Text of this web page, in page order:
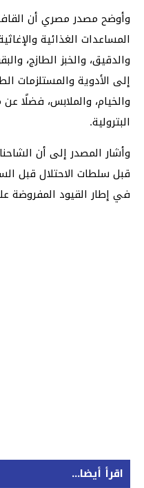
وأوضح مصدر مصري أن
المساعدات الغذائية
والدقيق، والخبز الطازج،
إلى الأدوية والمستلزمات
والخيام، والملابس، فضلًا
البترولية.
وأشار المصدر إلى أن
قبل سلطات الاحتلال قبل
في إطار القيود المفروضة
اقرأ أيضا...